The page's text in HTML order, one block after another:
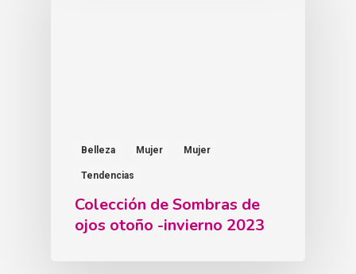
Belleza Mujer Mujer
Tendencias
Colección de Sombras de
ojos otoño -invierno 2023